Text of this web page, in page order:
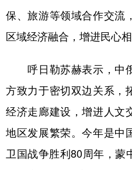
保、旅游等领域合作交流
区域经济融合，增进民心相
呼日勒苏赫表示，中
方致力于密切双边关系，
经济走廊建设，增进人文
地区发展繁荣。今年是中
卫国战争胜利80周年，蒙